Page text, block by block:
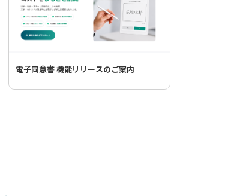
電子同意書 機能リリースのご案内